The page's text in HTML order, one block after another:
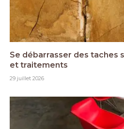
Se débarrasser des taches
et traitements
29 juillet 2026